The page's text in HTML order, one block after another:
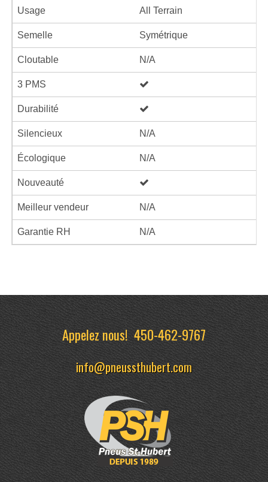
Usage All Terrain
Semelle Symétrique
Cloutable N/A
3 PMS
Durabilité
Silencieux N/A
Écologique N/A
Nouveauté
Meilleur vendeur N/A
Garantie RH N/A
Appelez nous!450-462-9767
info@pneussthubert.com